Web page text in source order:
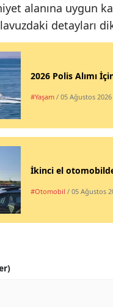
alanına uygun
detayları
2026 Polis Alımı
#Yaşam / 05 Ağustos 2026
İkinci el
#Otomobil / 05 Ağustos